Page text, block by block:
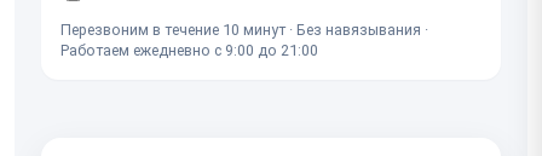
Перезвоним в течение 10 минут · Без навязывания ·
Работаем ежедневно с 9:00 до 21:00